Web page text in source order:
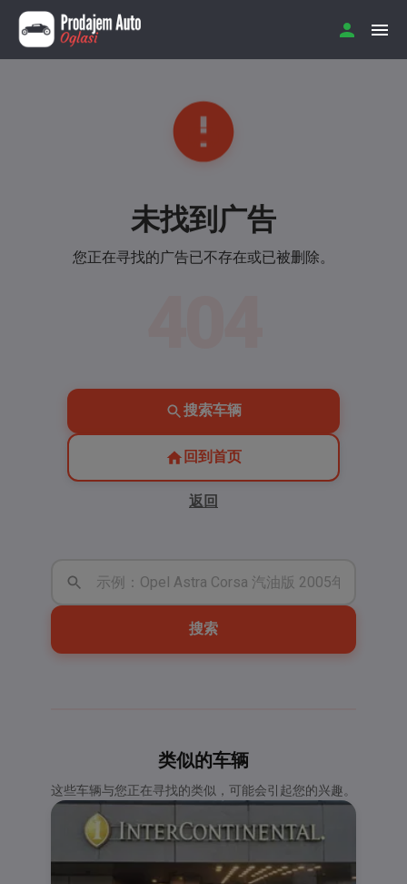
未找到广告
您正在寻找的广告已不存在或已被删除。
搜索车辆
回到首页
返回
搜索
类似的车辆
这些车辆与您正在寻找的类似，可能会引起您的兴趣。